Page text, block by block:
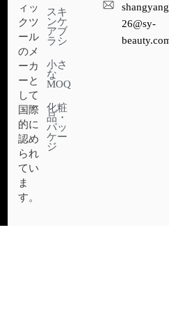
ィッ
クツ
ール
のメ
ーカ
ーと
して
国際
的に
認め
られ
てい
ま
す。
スキ
ンケ
アブ
ラシ
小さ
な
MOQ
化粧
品・
パッ
ケー
ジ
26@sy-